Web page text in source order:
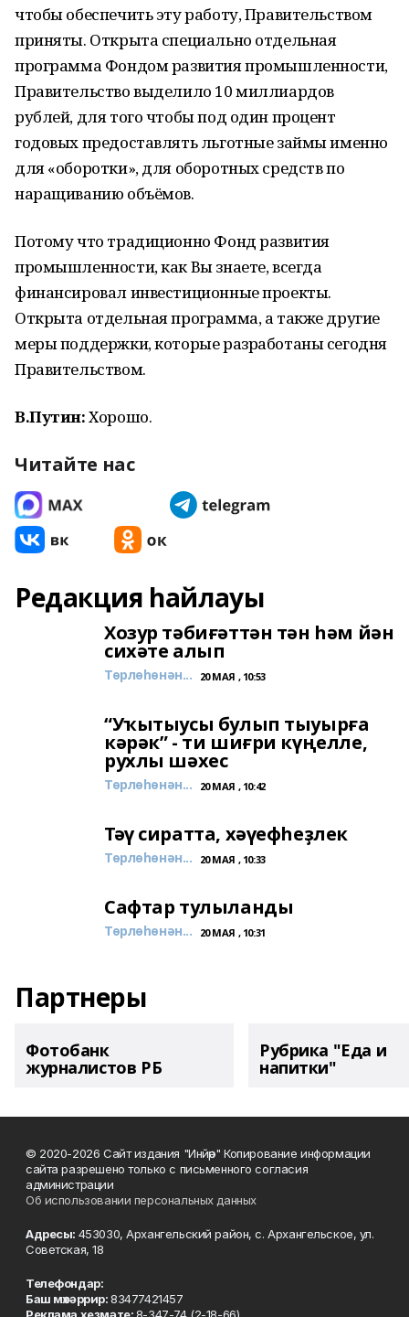
чтобы обеспечить эту работу, Правительством
приняты. Открыта специально отдельная
программа Фондом развития промышленности,
Правительство выделило 10 миллиардов
рублей, для того чтобы под один процент
годовых предоставлять льготные займы именно
для «оборотки», для оборотных средств по
наращиванию объёмов.
Потому что традиционно Фонд развития
промышленности, как Вы знаете, всегда
финансировал инвестиционные проекты.
Открыта отдельная программа, а также другие
меры поддержки, которые разработаны сегодня
Правительством.
В.Путин:Хорошо.
Читайте нас
Редакция һайлауы
Хозур тәбиғәттән тән һәм йән
сихәте алып
Төрлөһөнән... 20 МАЯ , 10:53
“Уҡытыусы булып тыуырға
кәрәк” - ти шиғри күңелле,
рухлы шәхес
Төрлөһөнән... 20 МАЯ , 10:42
Тәү сиратта, хәүефһеҙлек
Төрлөһөнән... 20 МАЯ , 10:33
Сафтар тулыланды
Төрлөһөнән... 20 МАЯ , 10:31
Партнеры
Фотобанк
журналистов РБ
Рубрика "Еда и
напитки"
© 2020-2026 Сайт издания "Инйәр" Копирование информации
сайта разрешено только с письменного согласия
администрации
Об использовании персональных данных
Адресы: 453030, Архангельский район, с. Архангельское, ул.
Советская, 18
Телефондар:
Баш мөхәррир:83477421457